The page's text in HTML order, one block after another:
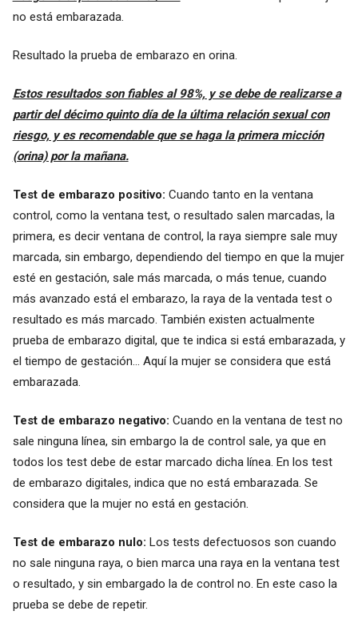
no está embarazada.
Resultado la prueba de embarazo en orina.
Estos resultados son fiables al 98%, y se debe de realizarse a
partir del décimo quinto día de la última relación sexual con
riesgo, y es recomendable que se haga la primera micción
(orina) por la mañana.
Test de embarazo positivo: Cuando tanto en la ventana
control, como la ventana test, o resultado salen marcadas, la
primera, es decir ventana de control, la raya siempre sale muy
marcada, sin embargo, dependiendo del tiempo en que la mujer
esté en gestación, sale más marcada, o más tenue, cuando
más avanzado está el embarazo, la raya de la ventada test o
resultado es más marcado. También existen actualmente
prueba de embarazo digital, que te indica si está embarazada, y
el tiempo de gestación... Aquí la mujer se considera que está
embarazada.
Test de embarazo negativo: Cuando en la ventana de test no
sale ninguna línea, sin embargo la de control sale, ya que en
todos los test debe de estar marcado dicha línea. En los test
de embarazo digitales, indica que no está embarazada. Se
considera que la mujer no está en gestación.
Test de embarazo nulo: Los tests defectuosos son cuando
no sale ninguna raya, o bien marca una raya en la ventana test
o resultado, y sin embargado la de control no. En este caso la
prueba se debe de repetir.